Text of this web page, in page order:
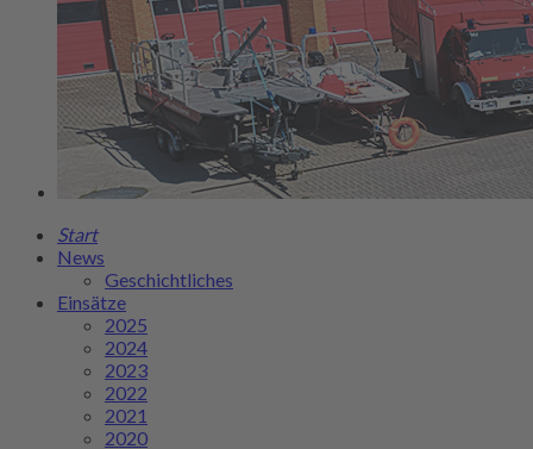
Start
News
Geschichtliches
Einsätze
2025
2024
2023
2022
2021
2020